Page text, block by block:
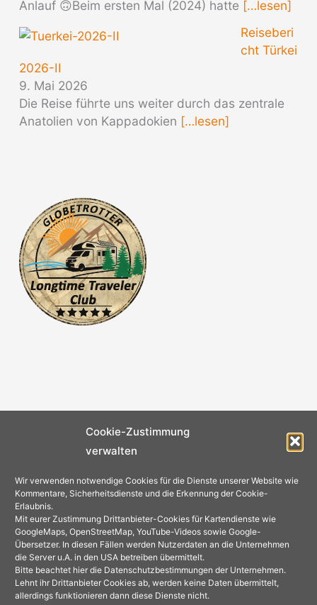
Cookie-Zustimmung
verwalten
Wir verwenden notwendige Cookies für die Dienste unserer Website wie
Kommentare, Sicherheitsdienste und die Erkennung der Cookie-
Erlaubnis.
Mit eurer Zustimmung Drittanbieter-Cookies für Kartendienste wie
GoogleMaps, OpenStreetMap, YouTube-Videos sowie Google-
Übersetzer. In diesen Fällen werden Nutzerdaten an die Unternehmen
die Server u.A. in den USA betreiben übermittelt.
Bitte beachtet hier die Datenschutzbestimmungen der Unternehmen.
Lehnt ihr Drittanbieter Cookies ab, werden keine Daten übermittelt,
allerdings funktionieren dann diese Dienste nicht.
Anlauf 🙃Beim ersten Mal (2024) hatte […lesen]
Reiseberi
cht Türkei
2026-II
9. Mai 2026
Die Reise führte uns weiter durch das zentrale
Anatolien von Kappadokien […lesen]